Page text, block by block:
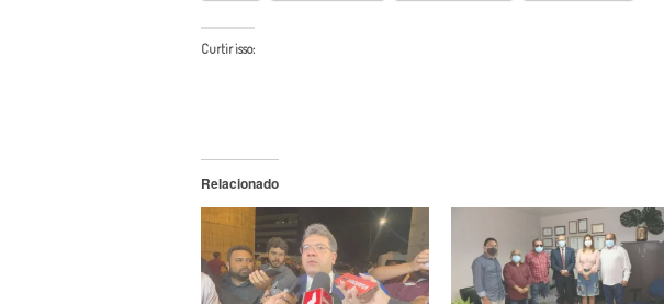
Curtir isso:
Relacionado